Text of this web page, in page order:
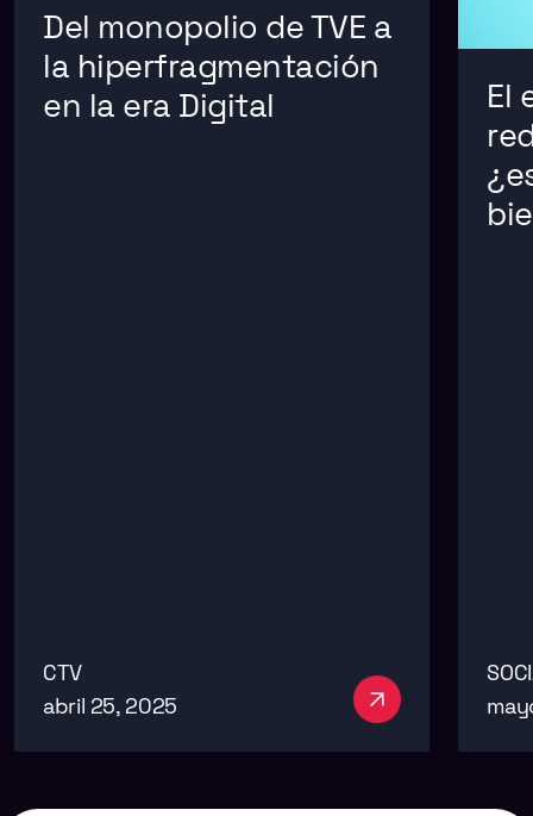
Del monopolio de TVE a
la hiperfragmentación
en la era Digital
CTV
abril 25, 2025
El